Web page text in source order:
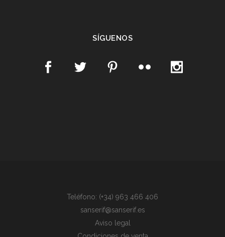
SÍGUENOS
Teléfono: (+34) 963 466 406
sanserif@sanserif.es
Aviso legal